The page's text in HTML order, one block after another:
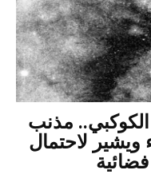
الكوكبي.. مذنب
لاحتمال